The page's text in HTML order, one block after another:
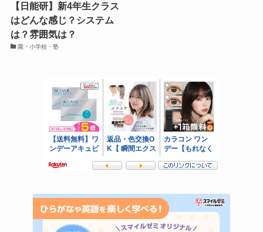
【日能研】新4年生クラス
はどんな感じ？システム
は？雰囲気は？
園・小学校・塾